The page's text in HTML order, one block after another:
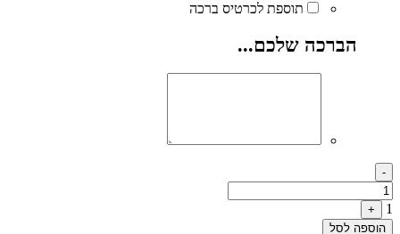
תוספת לכרטיס ברכה
הברכה שלכם...
Quantity
-
1
+
הוספה לסל